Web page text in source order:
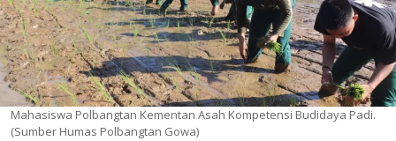
Mahasiswa Polbangtan Kementan Asah Kompetensi Budidaya Padi.
(Sumber Humas Polbangtan Gowa)